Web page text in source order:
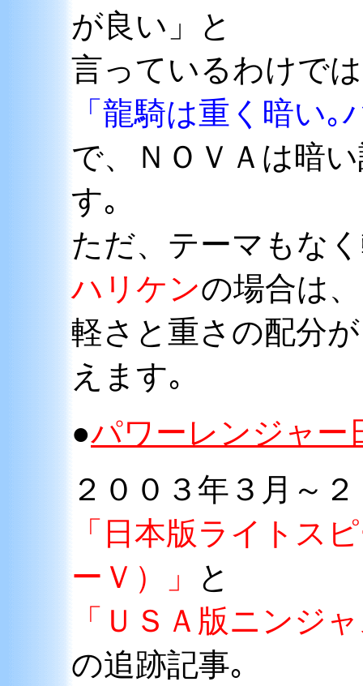
が良い」と
言っているわけで
「龍騎は重く暗い
で、ＮＯＶＡは暗
す｡
ただ、テーマもな
ハリケンの場合は、
軽さと重さの配分
えます｡
●パワーレンジャー
２００３年３月～
「日本版ライトス
ーＶ）」
と
「ＵＳＡ版ニンジ
の追跡記事｡